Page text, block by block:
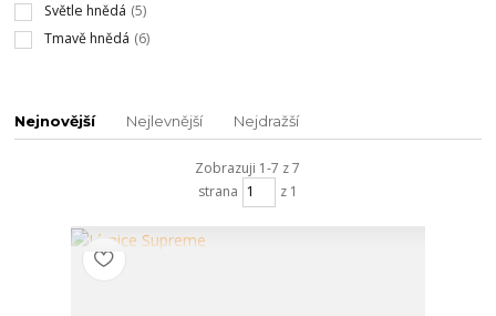
Světle hnědá (5)
Tmavě hnědá (6)
Nejnovější Nejlevnější Nejdražší
Zobrazuji 1-7 z 7
strana
z 1